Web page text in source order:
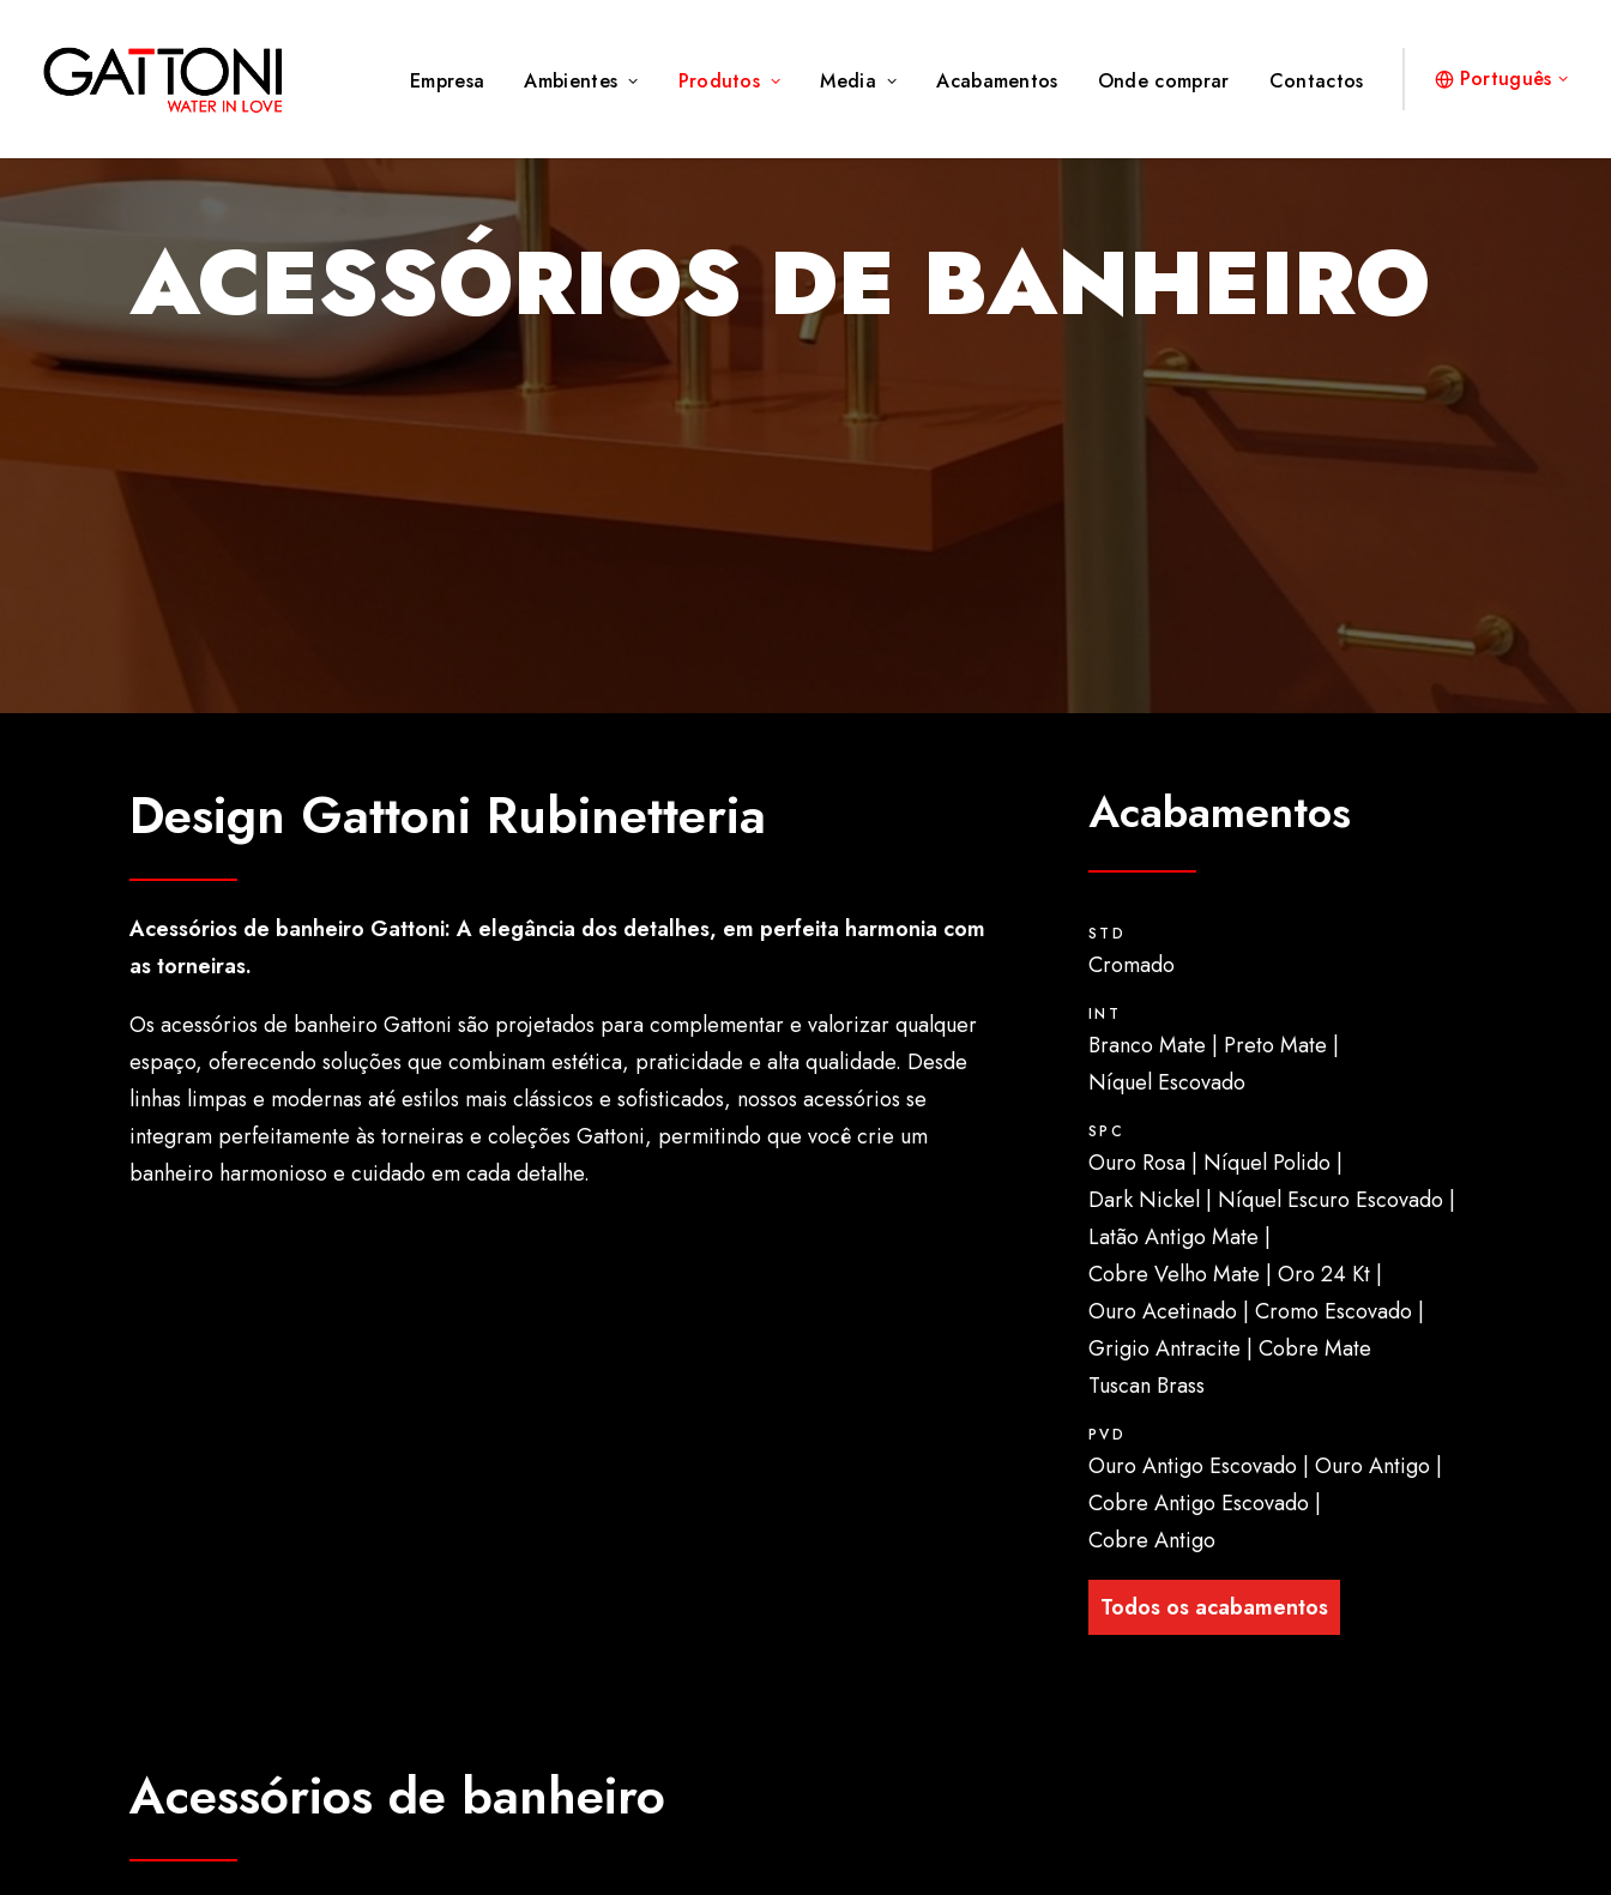
Empresa Ambientes Produtos Media Acabamentos Onde comprar Contactos Português
ACESSÓRIOS DE BANHEIRO
Design Gattoni Rubinetteria
Acessórios de banheiro Gattoni: A elegância dos detalhes, em perfeita harmonia com
as torneiras.
Os acessórios de banheiro Gattoni são projetados para complementar e valorizar qualquer
espaço, oferecendo soluções que combinam estética, praticidade e alta qualidade. Desde
linhas limpas e modernas até estilos mais clássicos e sofisticados, nossos acessórios se
integram perfeitamente às torneiras e coleções Gattoni, permitindo que você crie um
banheiro harmonioso e cuidado em cada detalhe.
Acabamentos
STD
Cromado
INT
Branco Mate | Preto Mate |
Níquel Escovado
SPC
Ouro Rosa | Níquel Polido |
Dark Nickel | Níquel Escuro Escovado |
Latão Antigo Mate |
Cobre Velho Mate | Oro 24 Kt |
Ouro Acetinado | Cromo Escovado |
Grigio Antracite | Cobre Mate
Tuscan Brass
PVD
Ouro Antigo Escovado | Ouro Antigo |
Cobre Antigo Escovado |
Cobre Antigo
Todos os acabamentos
Acessórios de banheiro